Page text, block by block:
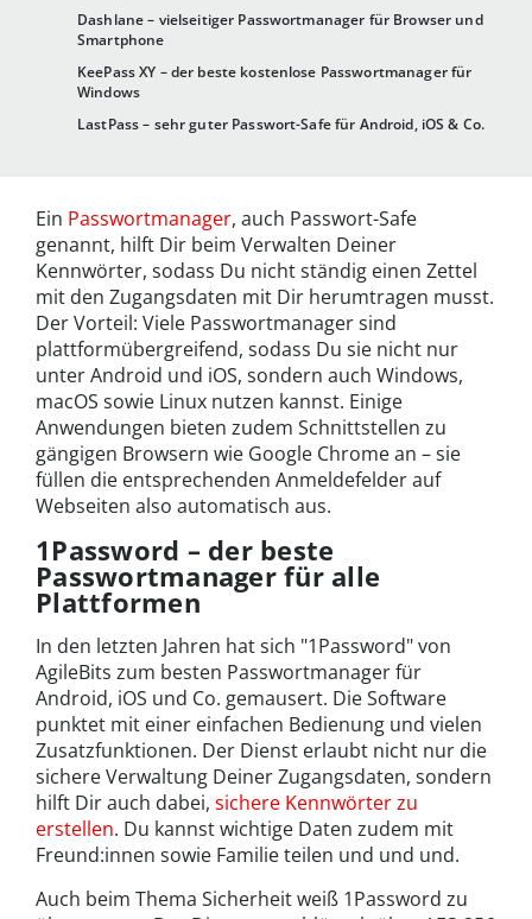
Dashlane – vielseitiger Passwortmanager für Browser und
Smartphone
KeePass XY – der beste kostenlose Passwortmanager für
Windows
LastPass – sehr guter Passwort-Safe für Android, iOS & Co.
Ein Passwortmanager, auch Passwort-Safe
genannt, hilft Dir beim Verwalten Deiner
Kennwörter, sodass Du nicht ständig einen Zettel
mit den Zugangsdaten mit Dir herumtragen musst.
Der Vorteil: Viele Passwortmanager sind
plattformübergreifend, sodass Du sie nicht nur
unter Android und iOS, sondern auch Windows,
macOS sowie Linux nutzen kannst. Einige
Anwendungen bieten zudem Schnittstellen zu
gängigen Browsern wie Google Chrome an – sie
füllen die entsprechenden Anmeldefelder auf
Webseiten also automatisch aus.
1Password – der beste
Passwortmanager für alle
Plattformen
In den letzten Jahren hat sich "1Password" von
AgileBits zum besten Passwortmanager für
Android, iOS und Co. gemausert. Die Software
punktet mit einer einfachen Bedienung und vielen
Zusatzfunktionen. Der Dienst erlaubt nicht nur die
sichere Verwaltung Deiner Zugangsdaten, sondern
hilft Dir auch dabei, sichere Kennwörter zu
erstellen. Du kannst wichtige Daten zudem mit
Freund:innen sowie Familie teilen und und und.
Auch beim Thema Sicherheit weiß 1Password zu